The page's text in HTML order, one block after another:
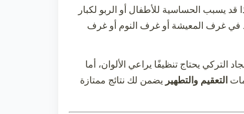
قد يسبب الحساسية للأطفال أو الربو لكبار
في غرف المعيشة أو غرف النوم أو غرف
يحتاج تنظيفًا يراعي الألوان، أما
التعقيم والتطهير يضمن لك نتائج ممتازة